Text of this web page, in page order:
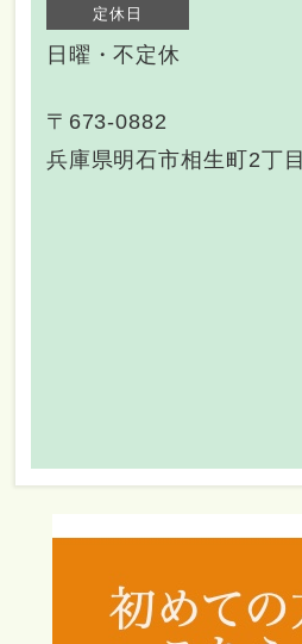
定休日
日曜・不定休
〒673-0882
兵庫県明石市相生町2丁